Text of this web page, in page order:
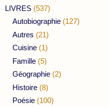
LIVRES (537)
Autobiographie (127)
Autres (21)
Cuisine (1)
Famille (5)
Géographie (2)
Histoire (8)
Poésie (100)